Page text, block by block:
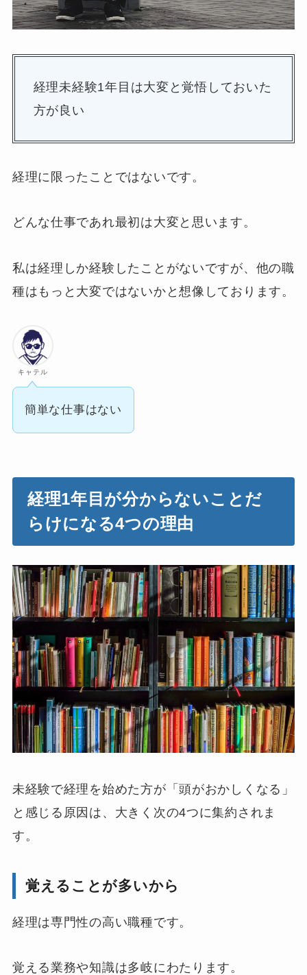
経理未経験1年目は大変と覚悟しておいた
方が良い
経理に限ったことではないです。
どんな仕事であれ最初は大変と思います。
私は経理しか経験したことがないですが、他の職
種はもっと大変ではないかと想像しております。
キャテル
簡単な仕事はない
経理1年目が分からないことだ
らけになる4つの理由
未経験で経理を始めた方が「頭がおかしくなる」
と感じる原因は、大きく次の4つに集約されま
す。
覚えることが多いから
経理は専門性の高い職種です。
覚える業務や知識は多岐にわたります。